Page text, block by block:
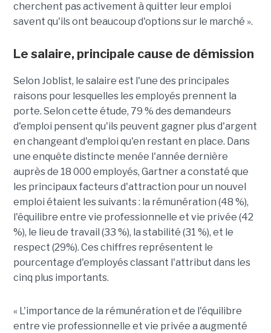
cherchent pas activement à quitter leur emploi
savent qu'ils ont beaucoup d'options sur le marché ».
Le salaire, principale cause de démission
Selon Joblist, le salaire est l'une des principales
raisons pour lesquelles les employés prennent la
porte. Selon cette étude, 79 % des demandeurs
d'emploi pensent qu'ils peuvent gagner plus d'argent
en changeant d'emploi qu'en restant en place. Dans
une enquête distincte menée l'année dernière
auprès de 18 000 employés, Gartner a constaté que
les principaux facteurs d'attraction pour un nouvel
emploi étaient les suivants : la rémunération (48 %),
l'équilibre entre vie professionnelle et vie privée (42
%), le lieu de travail (33 %), la stabilité (31 %), et le
respect (29%). Ces chiffres représentent le
pourcentage d'employés classant l'attribut dans les
cinq plus importants.
« L'importance de la rémunération et de l'équilibre
entre vie professionnelle et vie privée a augmenté